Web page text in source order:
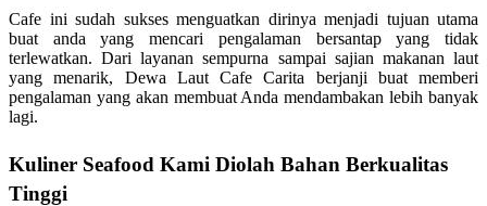
Cafe ini sudah sukses menguatkan dirinya menjadi tujuan utama
buat anda yang mencari pengalaman bersantap yang tidak
terlewatkan. Dari layanan sempurna sampai sajian makanan laut
yang menarik, Dewa Laut Cafe Carita berjanji buat memberi
pengalaman yang akan membuat Anda mendambakan lebih banyak
lagi.
Kuliner Seafood Kami Diolah Bahan Berkualitas
Tinggi